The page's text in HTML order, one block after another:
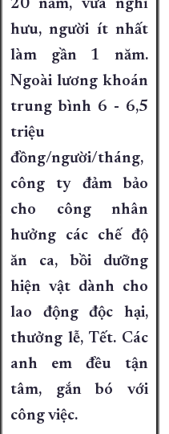
20 năm, vừa nghỉ
hưu, người ít nhất
làm gần 1 năm.
Ngoài lương khoán
trung bình 6 - 6,5
triệu
đồng/người/tháng,
công ty đảm bảo
cho công nhân
hưởng các chế độ
ăn ca, bồi dưỡng
hiện vật dành cho
lao động độc hại,
thưởng lễ, Tết. Các
anh em đều tận
tâm, gắn bó với
công việc.